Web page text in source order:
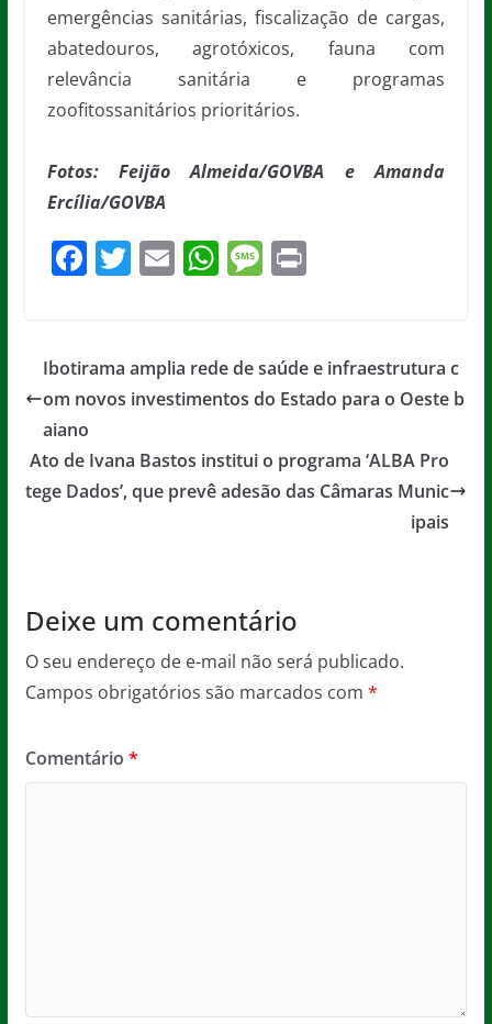
emergências sanitárias, fiscalização de cargas,
abatedouros, agrotóxicos, fauna com
relevância sanitária e programas
zoofitossanitários prioritários.
Fotos: Feijão Almeida/GOVBA e Amanda
Ercília/GOVBA
F
e
b
o
o
k
T
er
E
l
W
s
A
p
M
a
g
Pr
Ibotirama amplia rede de saúde e infraestrutura c
om novos investimentos do Estado para o Oeste b
aiano
Ato de Ivana Bastos institui o programa ‘ALBA Pro
tege Dados’, que prevê adesão das Câmaras Munic
ipais
Deixe um comentário
O seu endereço de e-mail não será publicado.
Campos obrigatórios são marcados com *
Comentário *